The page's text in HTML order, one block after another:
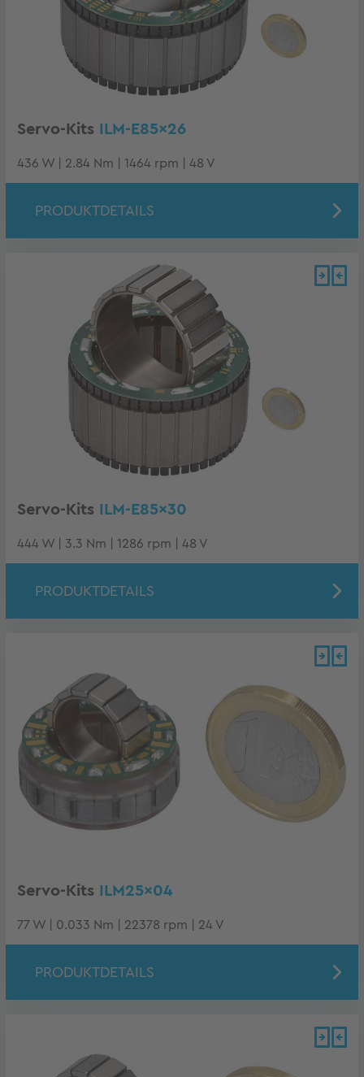
Servo-Kits ILM-E85x26
436 W | 2.84 Nm | 1464 rpm | 48 V
PRODUKTDETAILS
Servo-Kits ILM-E85x30
444 W | 3.3 Nm | 1286 rpm | 48 V
PRODUKTDETAILS
Servo-Kits ILM25x04
77 W | 0.033 Nm | 22378 rpm | 24 V
PRODUKTDETAILS